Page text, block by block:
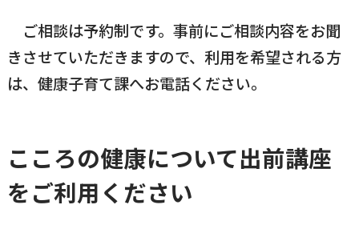
ご相談は予約制です。事前にご相談内容をお聞
きさせていただきますので、利用を希望される方
は、健康子育て課へお電話ください。
こころの健康について出前講座
をご利用ください